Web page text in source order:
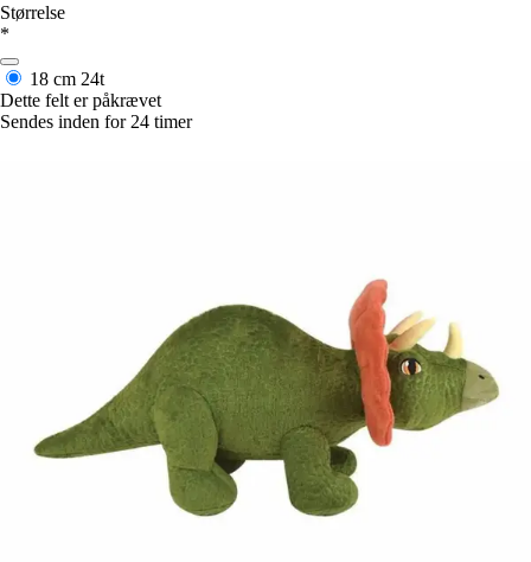
Størrelse
*
18 cm 24t
Dette felt er påkrævet
Sendes inden for 24 timer